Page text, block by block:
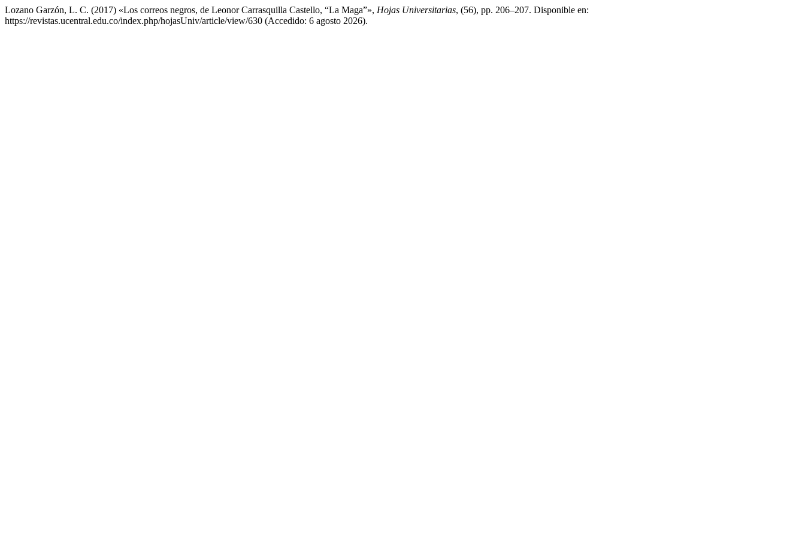
Lozano Garzón, L. C. (2017) «Los correos negros, de Leonor Carrasquilla Castello, “La Maga”», Hojas Universitarias, (56), pp. 206–207. Disponible en:
https://revistas.ucentral.edu.co/index.php/hojasUniv/article/view/630 (Accedido: 6 agosto 2026).